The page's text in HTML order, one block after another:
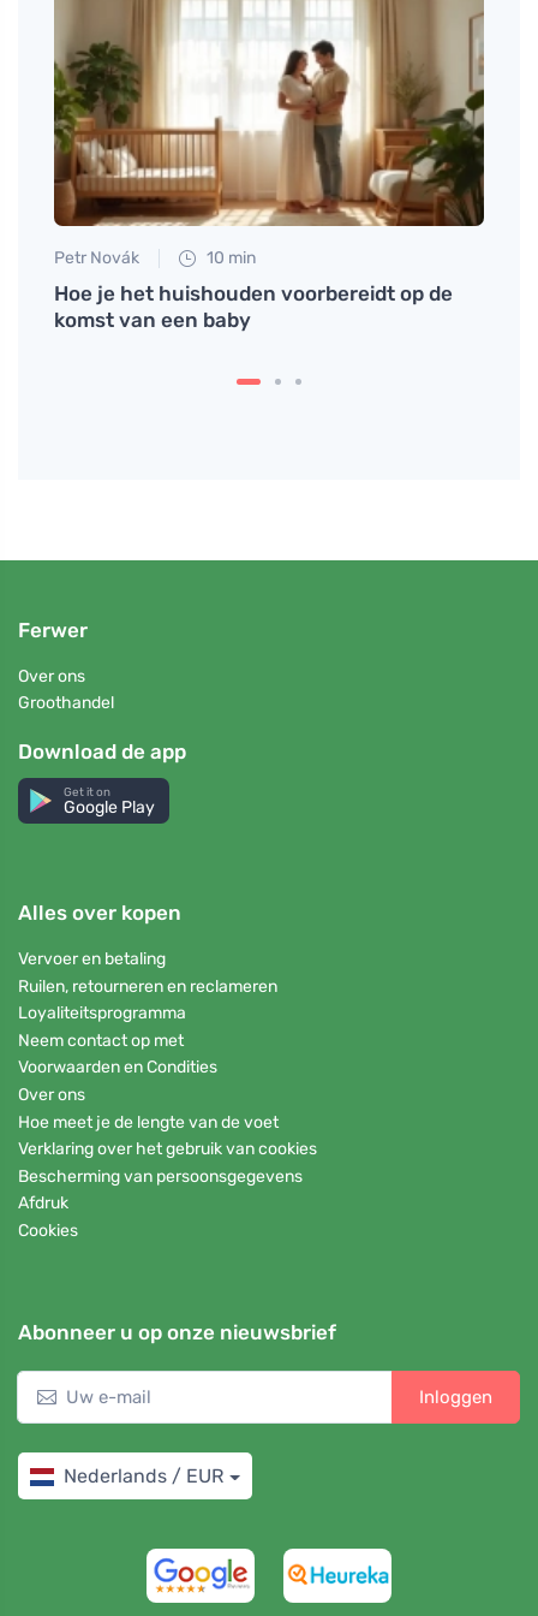
Petr Novák 10 min
Hoe je het huishouden voorbereidt op de
komst van een baby
Ferwer
Over ons
Groothandel
Download de app
Get it on
Google Play
Alles over kopen
Vervoer en betaling
Ruilen, retourneren en reclameren
Loyaliteitsprogramma
Neem contact op met
Voorwaarden en Condities
Over ons
Hoe meet je de lengte van de voet
Verklaring over het gebruik van cookies
Bescherming van persoonsgegevens
Afdruk
Cookies
Abonneer u op onze nieuwsbrief
Inloggen
Nederlands / EUR